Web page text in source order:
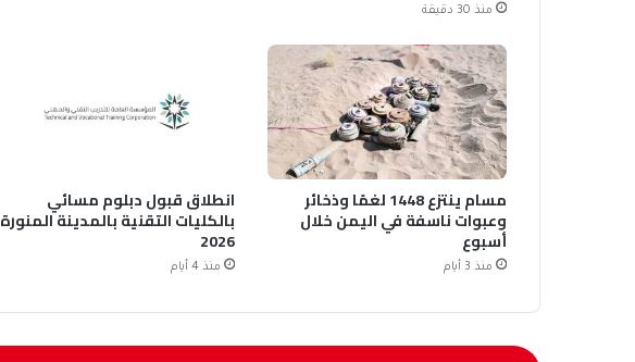
منذ 30 دقيقة
مسام ينتزع 1448 لغمًا وذخائر
وعبوات ناسفة في اليمن خلال
أسبوع
منذ 3 أيام
انطلاق قبول دبلوم مسائي
بالكليات التقنية بالمدينة المنورة
2026
منذ 4 أيام